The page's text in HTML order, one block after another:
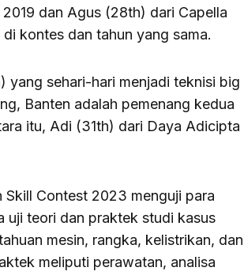
dan Agus (28th) dari Capella
kontes dan tahun yang sama.
yang sehari-hari menjadi teknisi big
Banten adalah pemenang kedua
itu, Adi (31th) dari Daya Adicipta
Contest 2023 menguji para
uji teori dan praktek studi kasus
mesin, rangka, kelistrikan, dan
meliputi perawatan, analisa